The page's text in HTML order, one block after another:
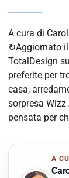
A cura di
↻Aggiornato il
TotalDesign
preferite per
casa,
sorpresa
pensata per
A